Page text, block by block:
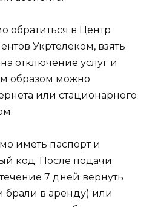
обратиться в Центр
Укртелеком, взять
отключение услуг и
образом можно
или стационарного
иметь паспорт и
код. После подачи
7 дней вернуть
брали в аренду) или